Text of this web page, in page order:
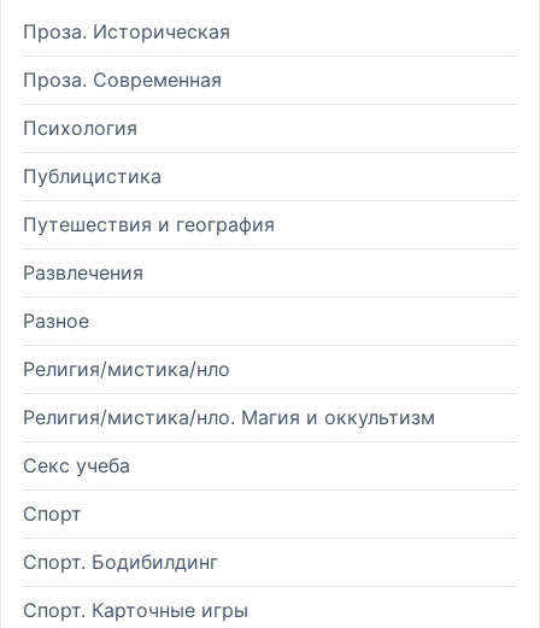
Проза. Историческая
Проза. Современная
Психология
Публицистика
Путешествия и география
Развлечения
Разное
Религия/мистика/нло
Религия/мистика/нло. Магия и оккультизм
Секс учеба
Спорт
Спорт. Бодибилдинг
Спорт. Карточные игры